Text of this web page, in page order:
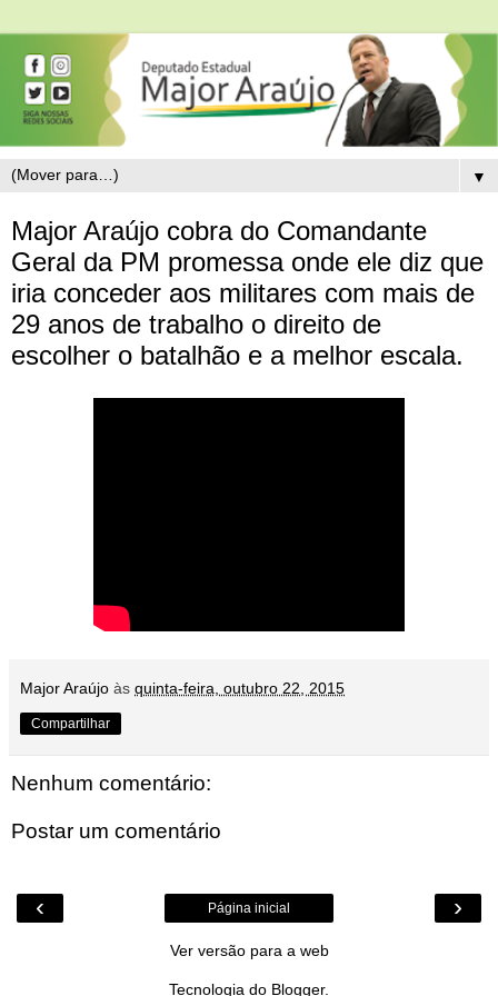
▼
Major Araújo cobra do Comandante
Geral da PM promessa onde ele diz que
iria conceder aos militares com mais de
29 anos de trabalho o direito de
escolher o batalhão e a melhor escala.
Major Araújo às quinta-feira, outubro 22, 2015
Compartilhar
Nenhum comentário:
Postar um comentário
‹ ›
Página inicial
Ver versão para a web
Tecnologia do Blogger.